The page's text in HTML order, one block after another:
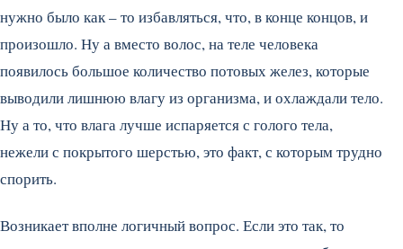
нужно было как – то избавляться, что, в конце концов, и
произошло. Ну а вместо волос, на теле человека
появилось большое количество потовых желез, которые
выводили лишнюю влагу из организма, и охлаждали тело.
Ну а то, что влага лучше испаряется с голого тела,
нежели с покрытого шерстью, это факт, с которым трудно
спорить.
Возникает вполне логичный вопрос. Если это так, то